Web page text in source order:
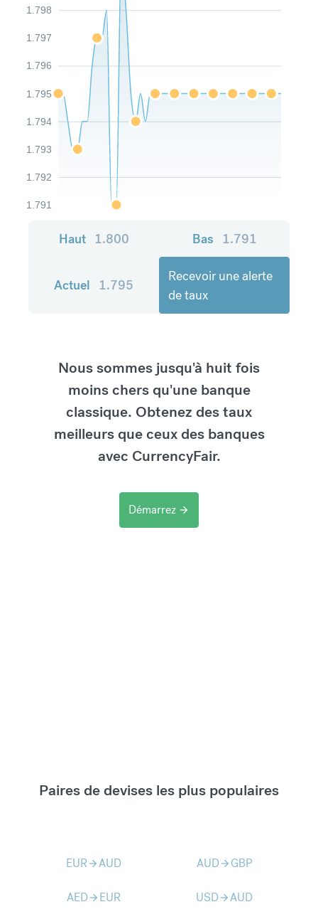
1.791
1.792
1.793
1.794
1.795
1.796
1.797
1.798
Haut 1.800 Bas 1.791
Actuel 1.795
Recevoir une alerte
de taux
Nous sommes jusqu'à huit fois
moins chers qu'une banque
classique. Obtenez des taux
meilleurs que ceux des banques
avec CurrencyFair.
Démarrez arrow_forward
Paires de devises les plus populaires
EURarrow_forwardAUD AUDarrow_forward GBP
AEDarrow_forward EUR USDarrow_forwardAUD